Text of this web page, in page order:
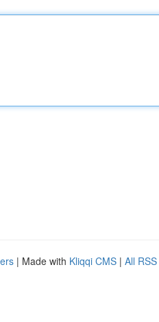
| Made with Kliqqi CMS | All